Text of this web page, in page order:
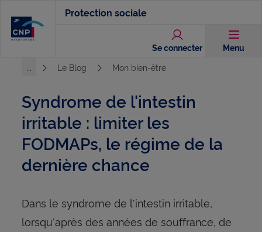
contenu
Protection sociale
Se connecter Menu
...
Le Blog Mon bien-être
Syndrome de l'intestin
irritable : limiter les
FODMAPs, le régime de la
dernière chance
Dans le syndrome de l'intestin irritable,
lorsqu'après des années de souffrance, de